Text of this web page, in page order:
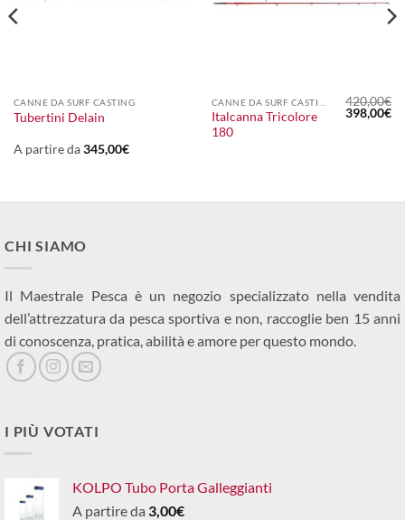
CANNE DA SURF CASTING
Tubertini Delain
A partire da345,00€
Italcanna Tricolore
180
420,00€
Il
prezzo
398,00€Il
CHI SIAMO
Il Maestrale Pesca è un negozio specializzato nella vendita
dell’attrezzatura da pesca sportiva e non, raccoglie ben 15 anni
di conoscenza, pratica, abilità e amore per questo mondo.
I PIÙ VOTATI
KOLPO Tubo Porta Galleggianti
A partire da 3,00€